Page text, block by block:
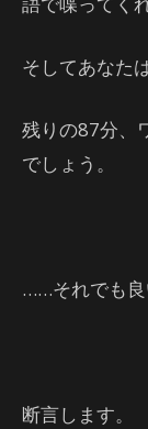
そしてあなた
残りの87分、
でしょう。
……それでも良
断言します。